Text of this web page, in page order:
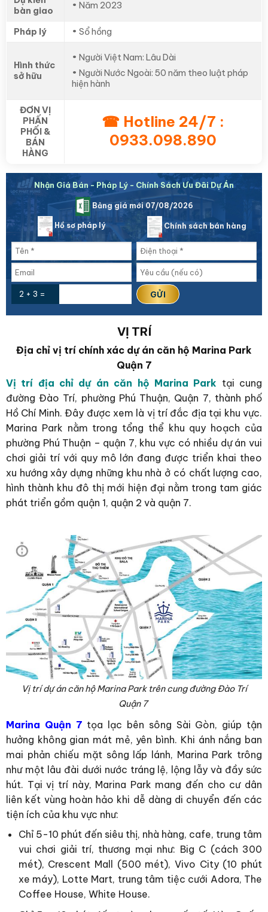
bàn giao
• Năm 2023
Pháp lý • Sổ hồng
Hình thức
sở hữu
• Người Việt Nam: Lâu Dài
• Người Nước Ngoài: 50 năm theo luật pháp
hiện hành
ĐƠN VỊ
PHẤN
PHỐI &
BÁN
HÀNG
☎ Hotline 24/7 :
0933.098.890
Nhận Giá Bán - Pháp Lý - Chính Sách Ưu Đãi Dự Án
Bảng giá mới 07/08/2026
Hồ sơ pháp lý Chính sách bán hàng
2 + 3 =
VỊ TRÍ
Địa chỉ vị trí chính xác dự án căn hộ Marina Park
Quận 7
Vị trí địa chỉ dự án căn hộ Marina Park tại cung
đường Đào Trí, phường Phú Thuận, Quận 7, thành phố
Hồ Chí Minh. Đây được xem là vị trí đắc địa tại khu vực.
Marina Park nằm trong tổng thể khu quy hoạch của
phường Phú Thuận – quận 7, khu vực có nhiều dự án vui
chơi giải trí với quy mô lớn đang được triển khai theo
xu hướng xây dựng những khu nhà ở có chất lượng cao,
hình thành khu đô thị mới hiện đại nằm trong tam giác
phát triển gồm quận 1, quận 2 và quận 7.
Vị trí dự án căn hộ Marina Park trên cung đường Đào Trí
Quận 7
Marina Quận 7 tọa lạc bên sông Sài Gòn, giúp tận
hưởng không gian mát mẻ, yên bình. Khi ánh nắng ban
mai phản chiếu mặt sông lấp lánh, Marina Park trông
như một lâu đài dưới nước tráng lệ, lộng lẫy và đầy sức
hút. Tại vị trí này, Marina Park mang đến cho cư dân
liên kết vùng hoàn hảo khi dễ dàng di chuyển đến các
tiện ích của khu vực như:
Chỉ 5-10 phút đến siêu thị, nhà hàng, cafe, trung tâm
vui chơi giải trí, thương mại như: Big C (cách 300
mét), Crescent Mall (500 mét), Vivo City (10 phút
xe máy), Lotte Mart, trung tâm tiệc cưới Adora, The
Coffee House, White House.